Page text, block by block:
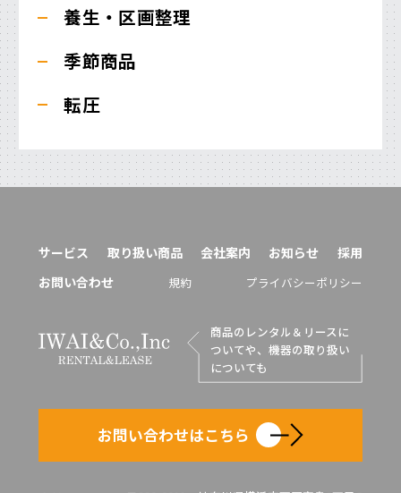
養生・区画整理
季節商品
転圧
サービス 取り扱い商品 会社案内 お知らせ
採用
お問い合わせ
規約 プライバシーポリシー
商品のレンタル＆リースに
ついてや、機器の取り扱い
についても
お問い合わせはこちら